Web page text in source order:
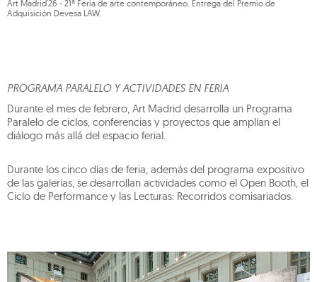
Art Madrid'26 - 21ª Feria de arte contemporáneo. Entrega del Premio de
Adquisición Devesa LAW.
PROGRAMA PARALELO Y ACTIVIDADES EN FERIA
Durante el mes de febrero, Art Madrid desarrolla un Programa
Paralelo de ciclos, conferencias y proyectos que amplían el
diálogo más allá del espacio ferial.
Durante los cinco días de feria, además del programa expositivo
de las galerías, se desarrollan actividades como el Open Booth, el
Ciclo de Performance y las Lecturas: Recorridos comisariados.